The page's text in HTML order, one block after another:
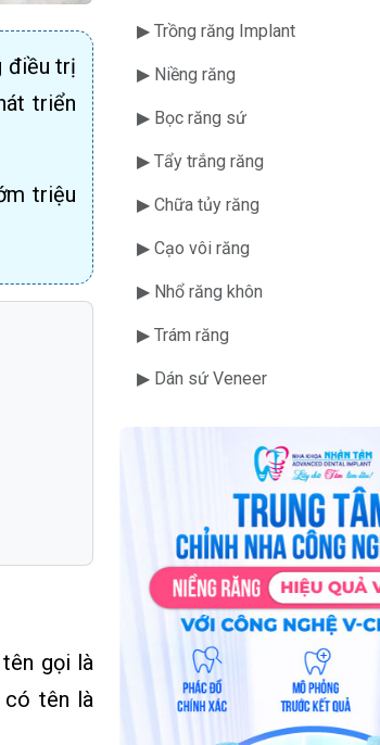
điều trị
triển
triệu
gọi là
có tên là
▶ Trồng răng Implant
▶ Niềng răng
▶ Bọc răng sứ
▶ Tẩy trắng răng
▶ Chữa tủy răng
▶ Cạo vôi răng
▶ Nhổ răng khôn
▶ Trám răng
▶ Dán sứ Veneer